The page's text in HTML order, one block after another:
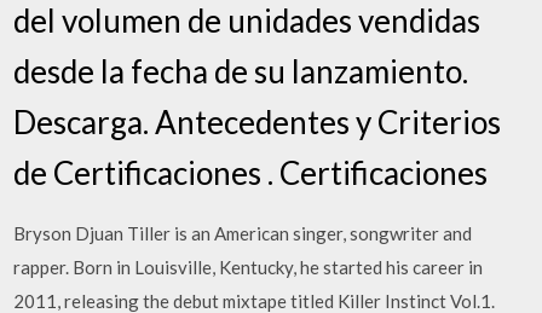
del volumen de unidades vendidas
desde la fecha de su lanzamiento.
Descarga. Antecedentes y Criterios
de Certificaciones . Certificaciones
Bryson Djuan Tiller is an American singer, songwriter and
rapper. Born in Louisville, Kentucky, he started his career in
2011, releasing the debut mixtape titled Killer Instinct Vol.1.